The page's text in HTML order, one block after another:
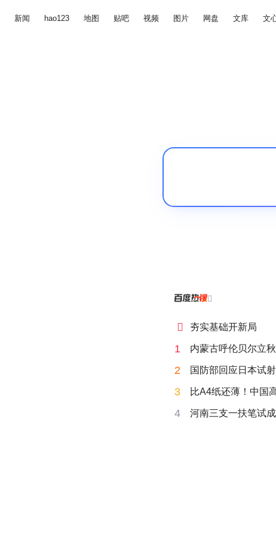
新闻 hao123 地图 贴吧 视频 图片 网盘 文库 文

 夯实基础开新局
1 内蒙古呼伦贝尔立
2 国防部回应日本试
3 比A4纸还薄！中国
4 河南三支一扶笔试